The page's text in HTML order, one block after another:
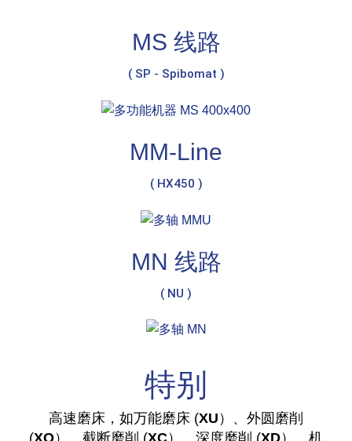
MS 线路
( SP - Spibomat )
MM-Line
( HX450 )
MN 线路
( NU )
特别
高速磨床，如万能磨床 (XU ）、外圆磨削
(XO）、截断磨削 (XC）、深度磨削 (XD）、机